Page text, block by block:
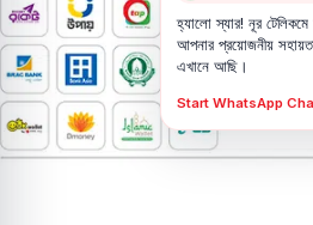
হ্যালো স্যার! নূর
আপনার প্রয়োজনীয়
এখানে আছি।
Start WhatsApp